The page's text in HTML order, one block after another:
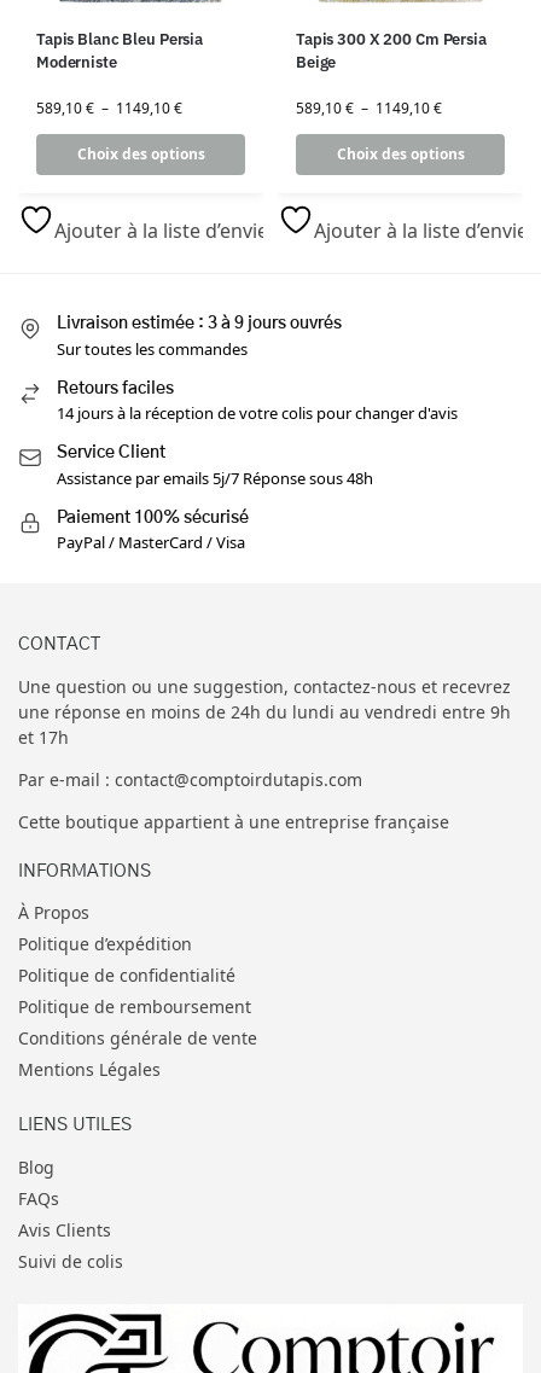
Tapis Blanc Bleu Persia
Moderniste
589,10€ – 1149,10€
Choix des options
Ajouter à la liste d’envies
Tapis 300 X 200 Cm Persia
Beige
589,10€ – 1149,10€
Choix des options
Ajouter à la liste d’envies
Livraison estimée : 3 à 9 jours ouvrés
Sur toutes les commandes
Retours faciles
14 jours à la réception de votre colis pour changer d'avis
Service Client
Assistance par emails 5j/7 Réponse sous 48h
Paiement 100% sécurisé
PayPal / MasterCard / Visa
CONTACT
Une question ou une suggestion, contactez-nous et recevrez
une réponse en moins de 24h du lundi au vendredi entre 9h
et 17h
Par e-mail : contact@comptoirdutapis.com
Cette boutique appartient à une entreprise française
INFORMATIONS
À Propos
Politique d’expédition
Politique de confidentialité
Politique de remboursement
Conditions générale de vente
Mentions Légales
LIENS UTILES
Blog
FAQs
Avis Clients
Suivi de colis